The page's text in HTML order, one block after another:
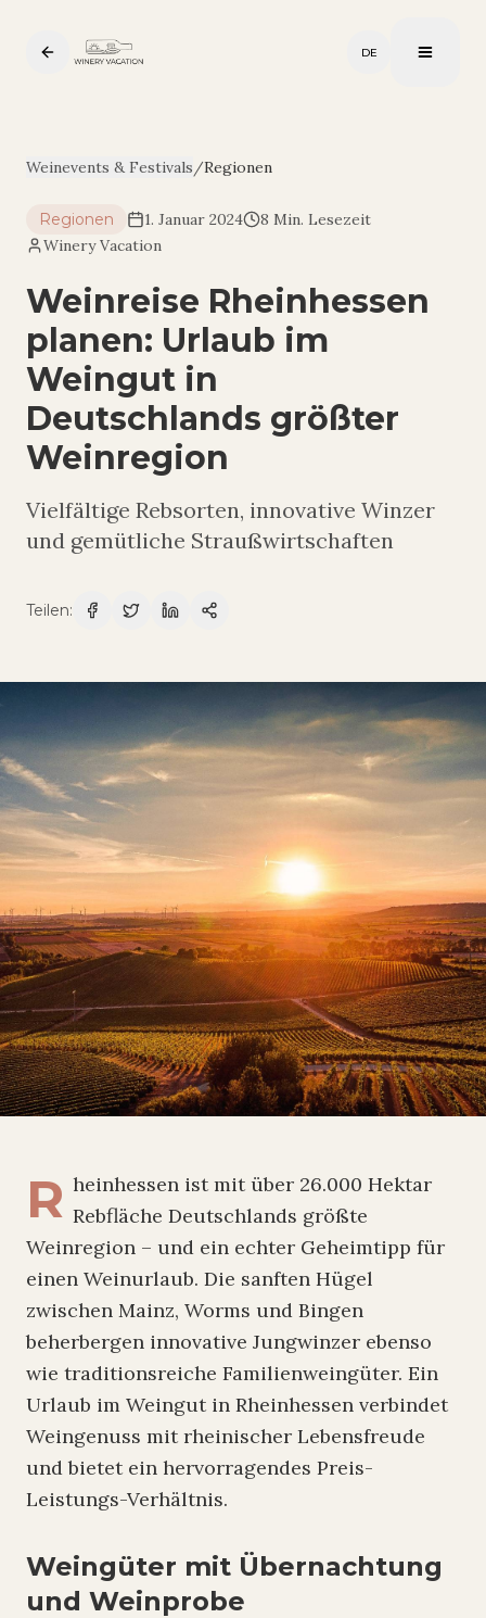
DE
Weinevents & Festivals/Regionen
Regionen 1. Januar 2024
8 Min. Lesezeit
Winery Vacation
Weinreise Rheinhessen
planen: Urlaub im
Weingut in
Deutschlands größter
Weinregion
Vielfältige Rebsorten, innovative Winzer
und gemütliche Straußwirtschaften
Teilen:
R heinhessen ist mit über 26.000 Hektar
Rebfläche Deutschlands größte
Weinregion – und ein echter Geheimtipp für
einen Weinurlaub. Die sanften Hügel
zwischen Mainz, Worms und Bingen
beherbergen innovative Jungwinzer ebenso
wie traditionsreiche Familienweingüter. Ein
Urlaub im Weingut in Rheinhessen verbindet
Weingenuss mit rheinischer Lebensfreude
und bietet ein hervorragendes Preis-
Leistungs-Verhältnis.
Weingüter mit Übernachtung
und Weinprobe